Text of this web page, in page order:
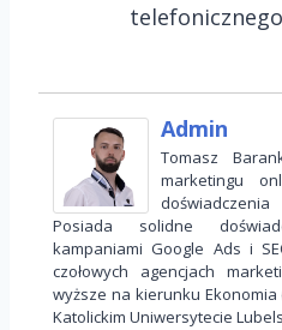
telefonicznego
Admin
Tomasz
marketingu
Posiada solidne
kampaniami Google Ads i
czołowych agencjach
wyższe na kierunku
Katolickim Uniwersytecie